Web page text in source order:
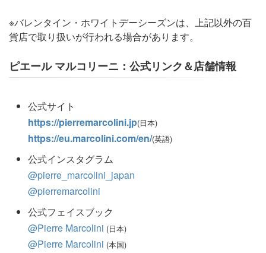
※バレンタイン・ホワイトデーシーズンは、上記以外の百
貨店で取り扱いが行われる場合があります。
ピエール マルコリーニ：公式リンク＆店舗情報
公式サイト
https://pierremarcolini.jp(日本)
https://eu.marcolini.com/en/(英語)
公式インスタグラム
@pierre_marcolini_japan
@pierremarcolini
公式フェイスブック
@Pierre Marcolini (日本)
@Pierre Marcolini (本国)